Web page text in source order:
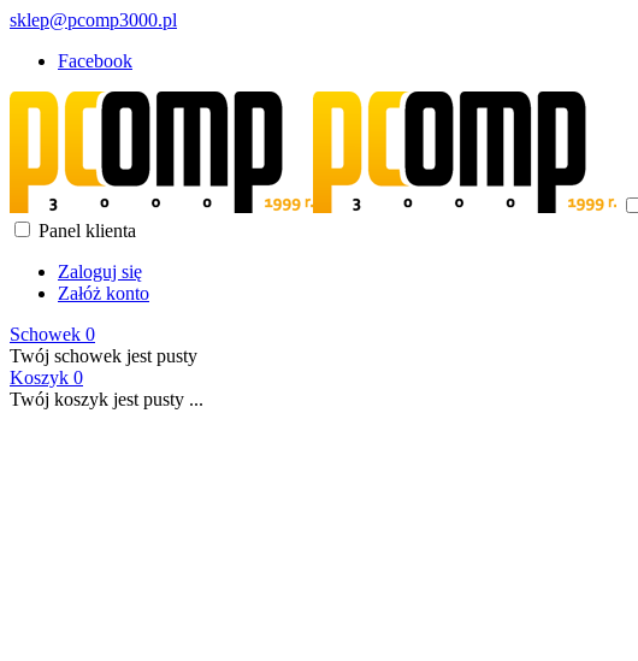
sklep@pcomp3000.pl
Facebook
Panel klienta
Zaloguj się
Załóż konto
Schowek 0
Twój schowek jest pusty
Koszyk 0
Twój koszyk jest pusty ...